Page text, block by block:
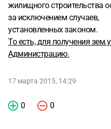
жилищного строительства
за исключением случаев,
установленных законом.
То есть, для получения
Администрацию.
17 марта 2015, 14:29
0 0